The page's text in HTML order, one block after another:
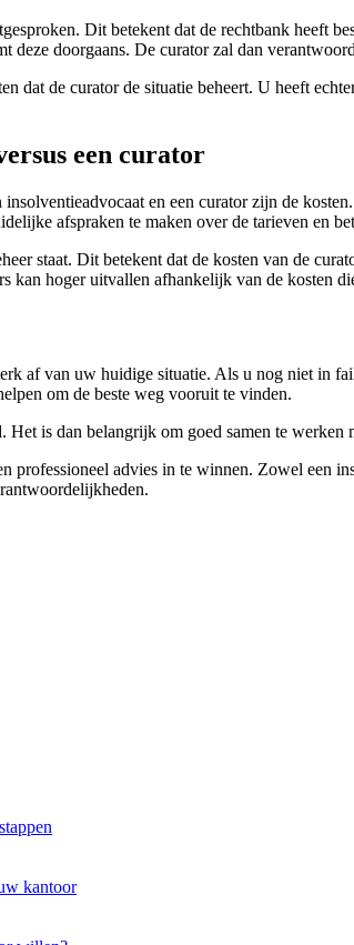
Dit betekent dat de rechtbank heeft
deze doorgaans. De curator zal dan
dat de curator de situatie beheert. U heeft
een curator
en een curator zijn de
afspraken te maken over de tarieven en
staat. Dit betekent dat de kosten van de
kan hoger uitvallen afhankelijk van de kosten
af van uw huidige situatie. Als u nog niet in
om de beste weg vooruit te vinden.
is dan belangrijk om goed samen te
professioneel advies in te winnen. Zowel een
kantoor